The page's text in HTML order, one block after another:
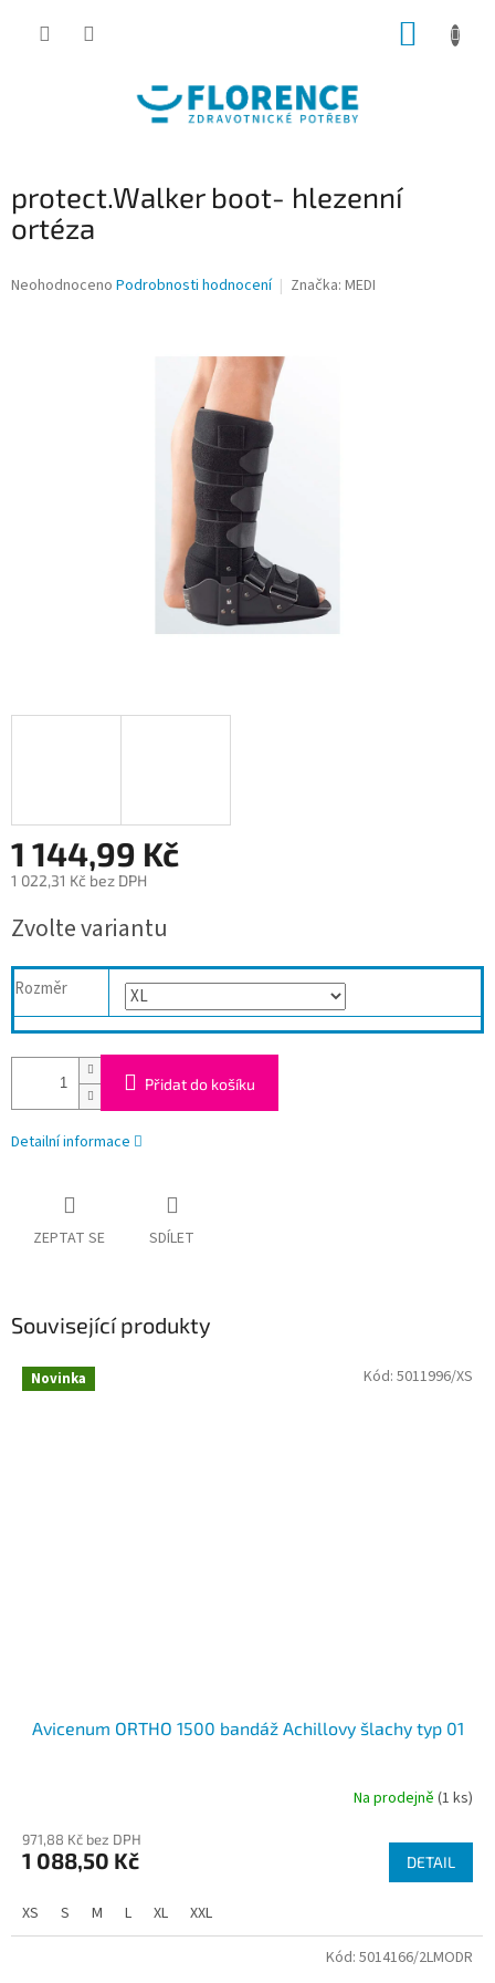
protect.Walker boot- hlezenní
ortéza
Průměrné
Neohodnoceno Podrobnosti hodnocení Značka: MEDI
1 144,99 Kč
1 022,31 Kč bez DPH
cena:
Zvolte variantu
Rozměr
Přidat do košíku
Detailní informace
ZEPTAT SE SDÍLET
Související produkty
Novinka
Avicenum ORTHO 1500 bandáž Achillovy šlachy typ 01
Na prodejně (1 ks)
971,88 Kč bez DPH
1 088,50 Kč DETAIL
XS S M L XL XXL
Kód: 5011996/XS
Kód: 5014166/2LMODR